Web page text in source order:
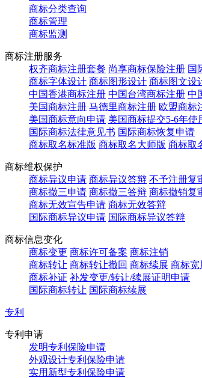
商标分类查询
商标管理
商标监测
商标注册服务
权齐商标注册套餐 尚享商标保险注册 国
商标字体设计 商标图形设计 商标图文设
中国香港商标注册 中国台湾商标注册 中
美国商标注册 马德里商标注册 欧盟商标
美国商标意向申请 美国商标提交5-6年使
国际商标法律意见书 国际商标恢复申请
商标取名标准版 商标取名大师版 商标取
商标维权保护
商标异议申请 商标异议答辩 不予注册复
商标撤三申请 商标撤三答辩 商标撤销复
商标无效宣告申请 商标无效答辩
国际商标异议申请 国际商标异议答辩
商标信息变化
商标变更 商标许可备案 商标注销
商标转让 商标转让撤回 商标续展 商标宽
商标补证 补发变更/转让/续展证明申请
国际商标转让 国际商标续展
专利
专利申请
发明专利保险申请
外观设计专利保险申请
实用新型专利保险申请